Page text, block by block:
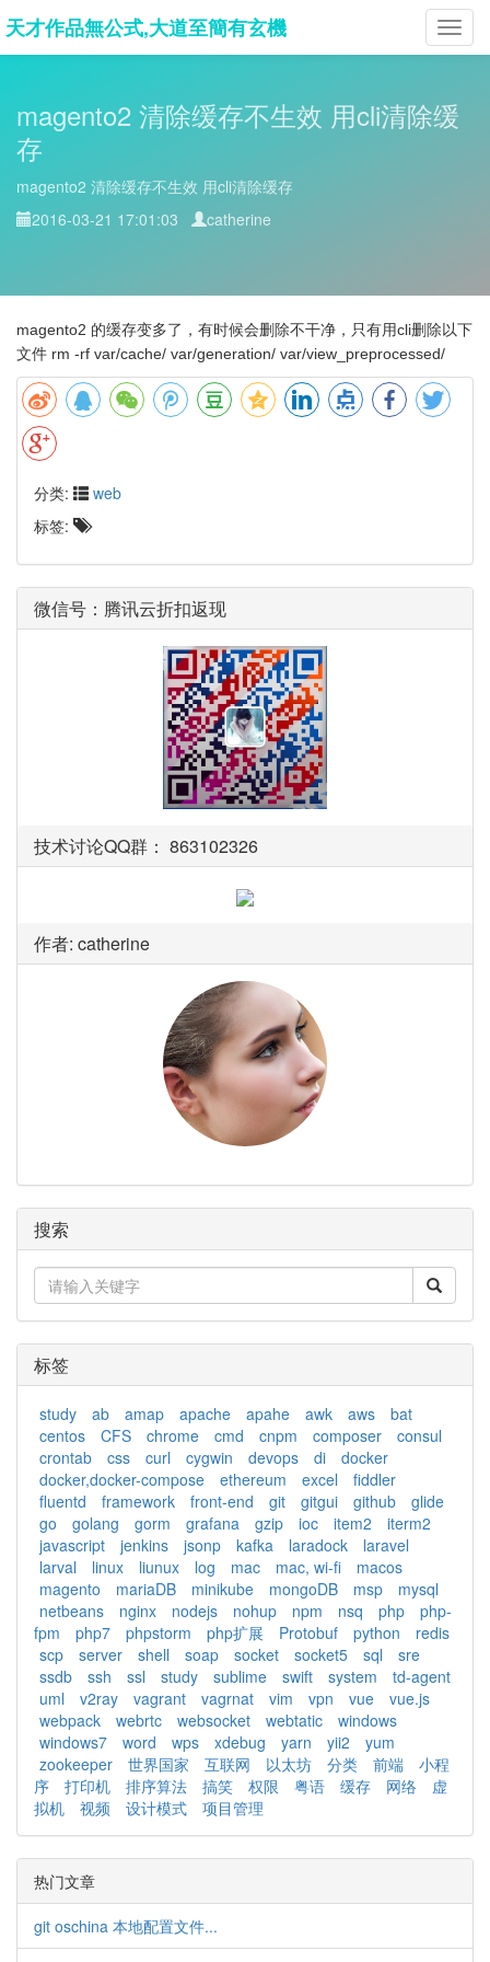
天才作品無公式,大道至簡有玄機
magento2 清除缓存不生效 用cli清除缓
存
magento2 清除缓存不生效 用cli清除缓存
2016-03-21 17:01:03
catherine
magento2 的缓存变多了，有时候会删除不干净，只有用cli删除以下
文件 rm -rf var/cache/ var/generation/ var/view_preprocessed/
分类:
web
标签:
微信号：腾讯云折扣返现
技术讨论QQ群： 863102326
作者: catherine
搜索
标签
study ab amap apache apahe awk aws
bat
centos
CFS chrome cmd cnpm composer
consul
crontab
css curl cygwin devops di
docker
docker,docker-compose
ethereum excel
fiddler
fluentd
framework front-end git gitgui github
glide
go
golang gorm grafana gzip ioc item2
iterm2
javascript
jenkins jsonp kafka laradock
laravel
larval
linux liunux log mac mac, wi-fi
macos
magento
mariaDB minikube mongoDB msp
mysql
netbeans
nginx nodejs nohup npm nsq php
php-
fpm
php7 phpstorm php扩展 Protobuf python
redis
scp
server shell soap socket socket5 sql
sre
ssdb
ssh ssl study sublime swift system
td-agent
uml
v2ray vagrant vagrnat vim vpn vue
vue.js
webpack
webrtc websocket webtatic
windows
windows7
word wps xdebug yarn yii2
yum
zookeeper
世界国家 互联网 以太坊 分类 前端
小程
序
打印机 排序算法 搞笑 权限 粤语 缓存 网络
虚
拟机
视频 设计模式 项目管理
热门文章
git oschina 本地配置文件...